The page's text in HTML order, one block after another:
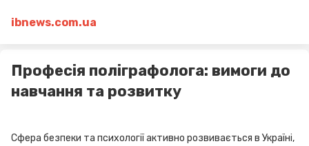
ibnews.com.ua
Професія поліграфолога: вимоги до
навчання та розвитку
Сфера безпеки та психології активно розвивається в Україні,